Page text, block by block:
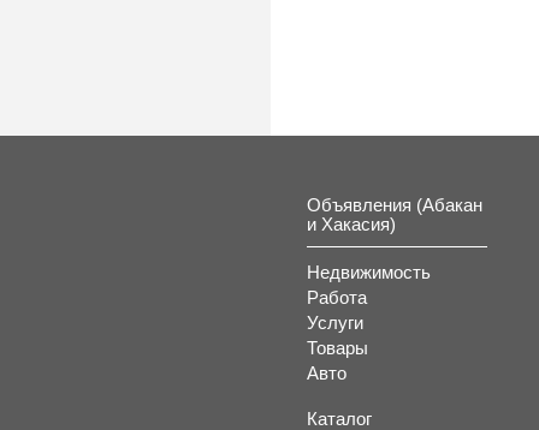
Объявления (Абакан
и Хакасия)
Недвижимость
Работа
Услуги
Товары
Авто
Каталог